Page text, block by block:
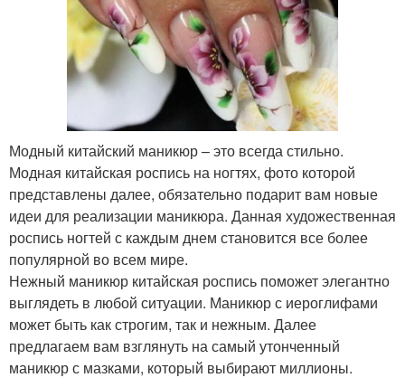
Модный китайский маникюр – это всегда стильно.
Модная китайская роспись на ногтях, фото которой
представлены далее, обязательно подарит вам новые
идеи для реализации маникюра. Данная художественная
роспись ногтей с каждым днем становится все более
популярной во всем мире.
Нежный маникюр китайская роспись поможет элегантно
выглядеть в любой ситуации. Маникюр с иероглифами
может быть как строгим, так и нежным. Далее
предлагаем вам взглянуть на самый утонченный
маникюр с мазками, который выбирают миллионы.